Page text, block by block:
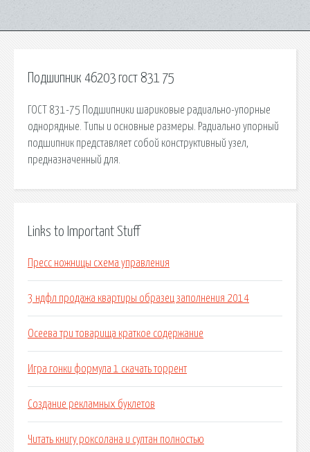
Подшипник 46203 гост 831 75
ГОСТ 831-75 Подшипники шариковые радиально-упорные
однорядные. Типы и основные размеры. Радиально упорный
подшипник представляет собой конструктивный узел,
предназначенный для.
Links to Important Stuff
Пресс ножницы схема управления
3 ндфл продажа квартиры образец заполнения 2014
Осеева три товарища краткое содержание
Игра гонки формула 1 скачать торрент
Создание рекламных буклетов
Читать книгу роксолана и султан полностью